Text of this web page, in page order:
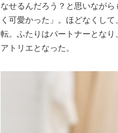
なせるんだろう？と思いなが
く可愛かった」。ほどなくし
転。ふたりはパートナーとな
アトリエとなった。